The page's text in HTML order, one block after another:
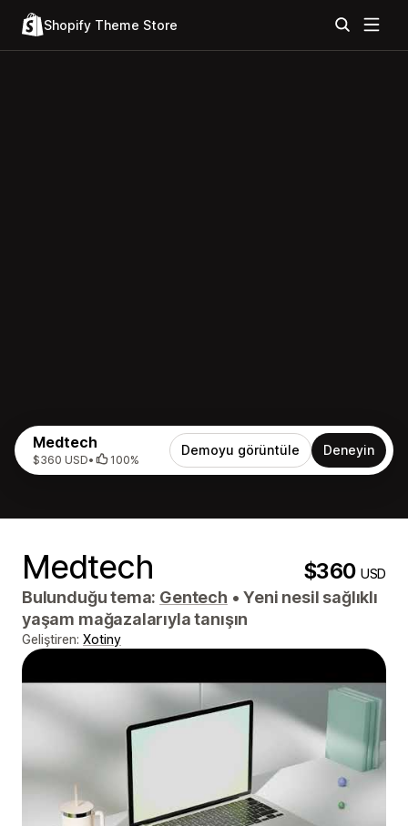
Shopify Theme Store
Medtech
$360 USD• 100%
Demoyu görüntüle Deneyin
Medtech $360USD
Bulunduğu tema: Gentech • Yeni nesil sağlıklı
yaşam mağazalarıyla tanışın
Geliştiren: Xotiny